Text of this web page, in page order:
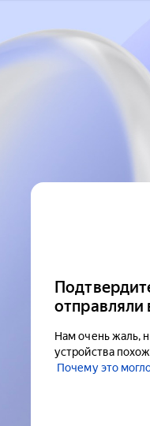
отправляли
Нам очень жаль,
устройства
Почему это